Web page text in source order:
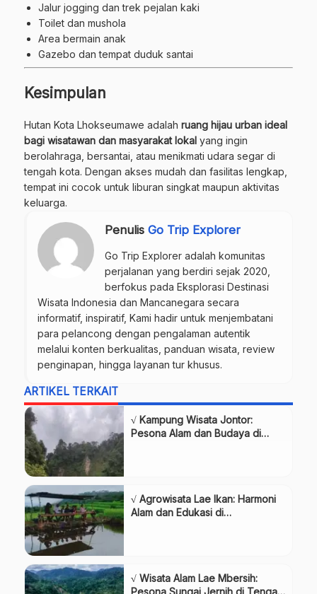
Jalur jogging dan trek pejalan kaki
Toilet dan mushola
Area bermain anak
Gazebo dan tempat duduk santai
Kesimpulan
Hutan Kota Lhokseumawe adalah ruang hijau urban ideal
bagi wisatawan dan masyarakat lokal yang ingin
berolahraga, bersantai, atau menikmati udara segar di
tengah kota. Dengan akses mudah dan fasilitas lengkap,
tempat ini cocok untuk liburan singkat maupun aktivitas
keluarga.
Penulis Go Trip Explorer
Go Trip Explorer adalah komunitas
perjalanan yang berdiri sejak 2020,
berfokus pada Eksplorasi Destinasi
Wisata Indonesia dan Mancanegara secara
informatif, inspiratif, Kami hadir untuk menjembatani
para pelancong dengan pengalaman autentik
melalui konten berkualitas, panduan wisata, review
penginapan, hingga layanan tur khusus.
ARTIKEL TERKAIT
√ Kampung Wisata Jontor:
Pesona Alam dan Budaya di
√ Agrowisata Lae Ikan: Harmoni
Alam dan Edukasi di
√ Wisata Alam Lae Mbersih:
Pesona Sungai Jernih di Tengah